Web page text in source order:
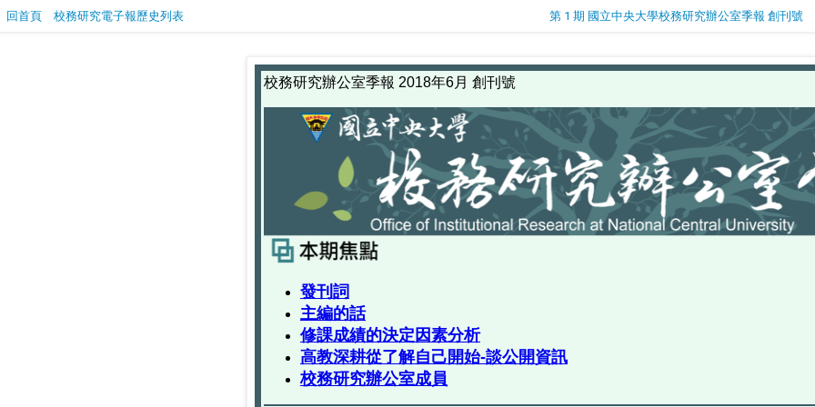
回首頁 校務研究電子報歷史列表 第 1 期 國立中央大學校務研究辦公室季報 創刊號